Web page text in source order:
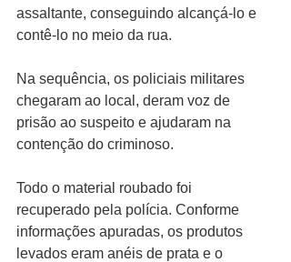
assaltante, conseguindo alcançá-lo e
contê-lo no meio da rua.
Na sequência, os policiais militares
chegaram ao local, deram voz de
prisão ao suspeito e ajudaram na
contenção do criminoso.
Todo o material roubado foi
recuperado pela polícia. Conforme
informações apuradas, os produtos
levados eram anéis de prata e o